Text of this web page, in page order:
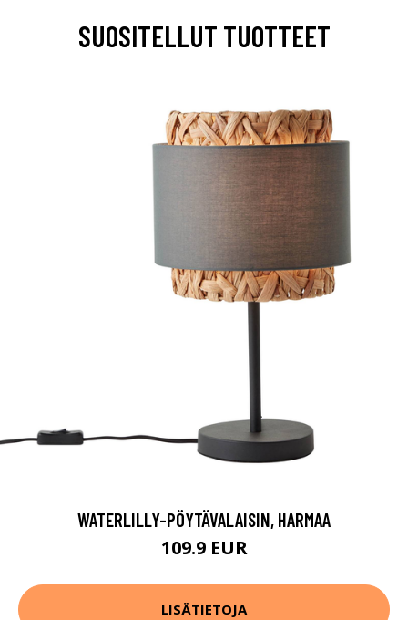
SUOSITELLUT TUOTTEET
WATERLILLY-PÖYTÄVALAISIN, HARMAA
109.9 EUR
LISÄTIETOJA